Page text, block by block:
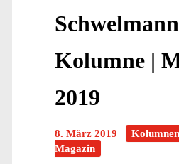
Kolumne |
2019
8. März 2019 Kolumnen
Magazin